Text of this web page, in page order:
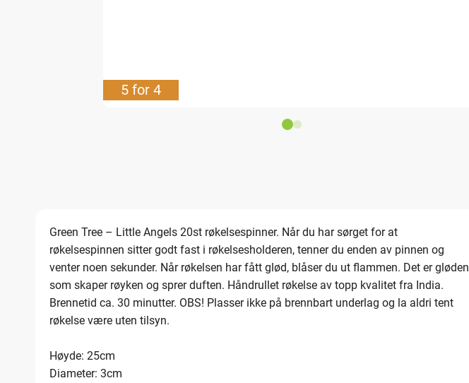
5 for 4
Green Tree – Little Angels 20st røkelsespinner. Når du har sørget for at
røkelsespinnen sitter godt fast i røkelsesholderen, tenner du enden av pinnen og
venter noen sekunder. Når røkelsen har fått glød, blåser du ut flammen. Det er gløden
som skaper røyken og sprer duften. Håndrullet røkelse av topp kvalitet fra India.
Brennetid ca. 30 minutter. OBS! Plasser ikke på brennbart underlag og la aldri tent
røkelse være uten tilsyn.
Høyde: 25cm
Diameter: 3cm